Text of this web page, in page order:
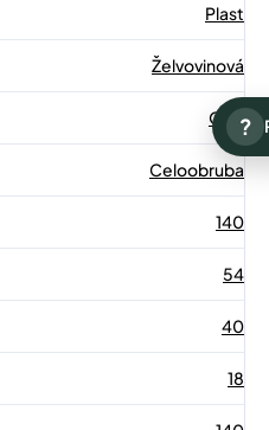
Plast
Želvovinová
Ovál
Celoobruba
140
54
40
18
?